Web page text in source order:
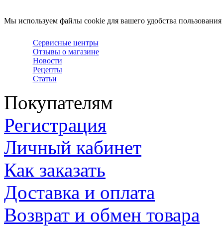
Мы используем файлы cookie для вашего удобства
Сервисные центры
Отзывы о магазине
Новости
Рецепты
Статьи
Покупателям
Регистрация
Личный кабинет
Как заказать
Доставка и оплата
Возврат и обмен товара